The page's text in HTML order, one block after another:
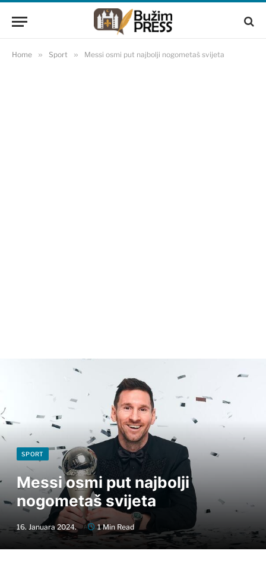
Home » Sport » Messi osmi put najbolji nogometaš svijeta
SPORT
Messi osmi put najbolji
nogometaš svijeta
16. Januara 2024. 1 Min Read